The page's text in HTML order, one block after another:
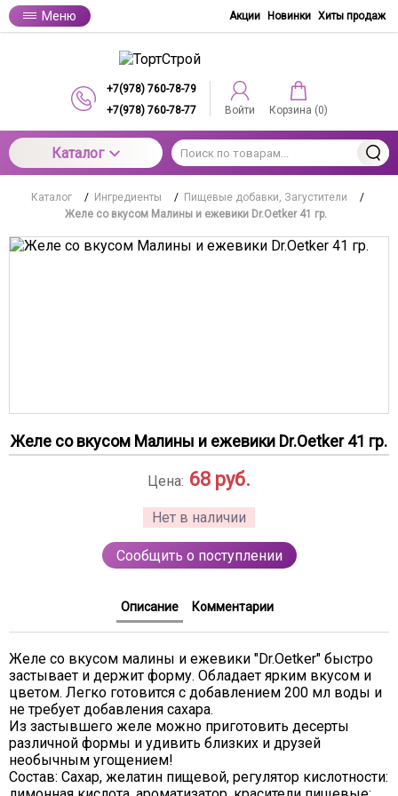
Меню Акции Новинки Хиты продаж
+7(978) 760-78-79
+7(978) 760-78-77
Войти Корзина (0)
Каталог
Каталог / Ингредиенты / Пищевые добавки, Загустители
/
Желе со вкусом Малины и ежевики Dr.Oetker 41 гр.
Желе со вкусом Малины и ежевики Dr.Oetker 41 гр.
Нет в наличии
Цена: 68 руб.
Сообщить о поступлении
Описание Комментарии
Желе со вкусом малины и ежевики "Dr.Oetker" быстро
застывает и держит форму. Обладает ярким вкусом и
цветом. Легко готовится с добавлением 200 мл воды и
не требует добавления сахара.
Из застывшего желе можно приготовить десерты
различной формы и удивить близких и друзей
необычным угощением!
Состав: Сахар, желатин пищевой, регулятор кислотности: